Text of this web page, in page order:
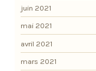
juin 2021
mai 2021
avril 2021
mars 2021